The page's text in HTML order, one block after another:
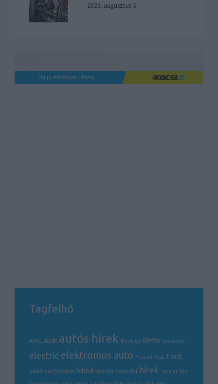
2026. augusztus 5.
Ha jó élményre utazol
Tagfelhő
AMG Audi autós hírek Bentley BMW crossover
electric elektromos autó Ferrari Fiat Ford
genfi autószalon hibrid Honda hyundai hírek Jaguar Kia